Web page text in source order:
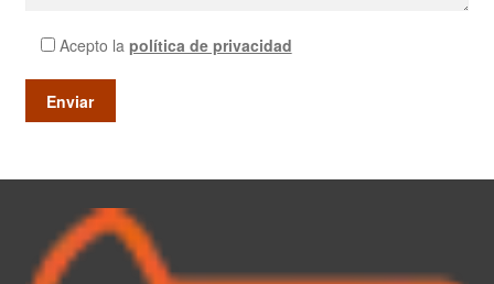
Acepto la política de privacidad